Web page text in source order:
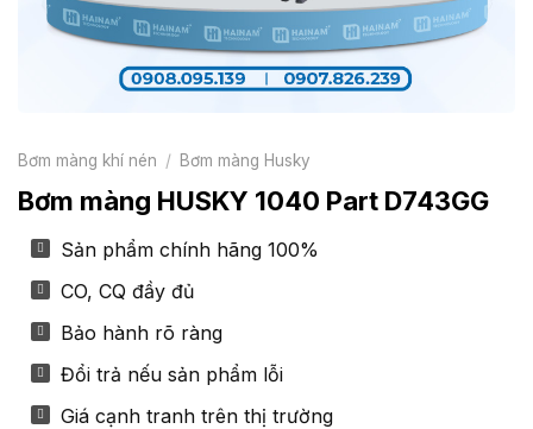
Bơm màng khí nén / Bơm màng Husky
Bơm màng HUSKY 1040 Part D743GG
Sản phẩm chính hãng 100%
CO, CQ đầy đủ
Bảo hành rõ ràng
Đổi trả nếu sản phẩm lỗi
Giá cạnh tranh trên thị trường